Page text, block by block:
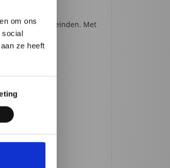
om ons
social
ze heeft
doeleinden. Met